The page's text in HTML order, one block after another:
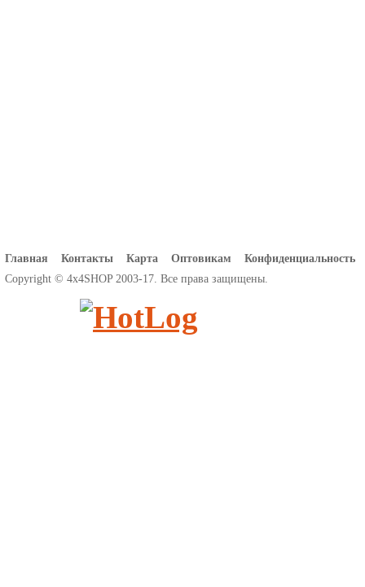
Главная Контакты Карта Оптовикам
Конфиденциальность
Copyright © 4x4SHOP 2003-17. Все права защищены.